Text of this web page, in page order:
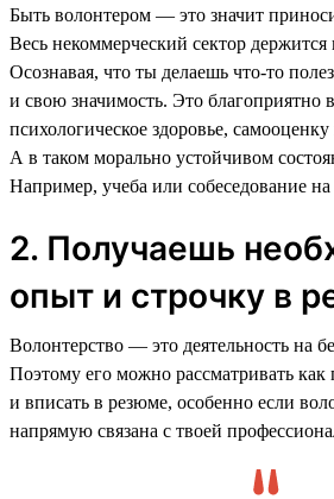
Быть волонтером — это значит
Весь некоммерческий сектор держится
Осознавая, что ты делаешь что-то
и свою значимость. Это благоприятно
психологическое здоровье,
А в таком морально устойчивом
Например, учеба или собеседование
2. Получаешь
опыт и строчку в
Волонтерство — это деятельность на
Поэтому его можно рассматривать
и вписать в резюме, особенно если
напрямую связана с твоей